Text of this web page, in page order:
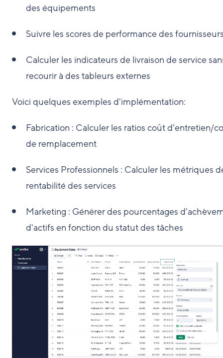
des équipements
Suivre les scores de performance des
Calculer les indicateurs de livraison de service
recourir à des tableurs externes
Voici quelques exemples d'implémentation:
Fabrication : Calculer les ratios coût d'entretien/
de remplacement
Services Professionnels : Calculer les métriques
rentabilité des services
Marketing : Générer des pourcentages
d'actifs en fonction du statut des tâches